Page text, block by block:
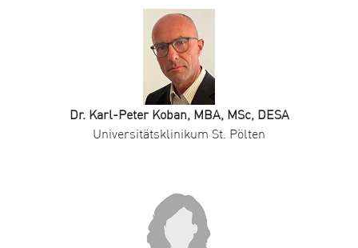
Dr. Karl-Peter Koban, MBA, MSc, DESA
Universitätsklinikum St. Pölten